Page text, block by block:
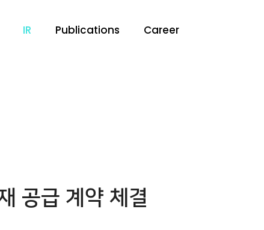
IR Publications Career
공급 계약 체결